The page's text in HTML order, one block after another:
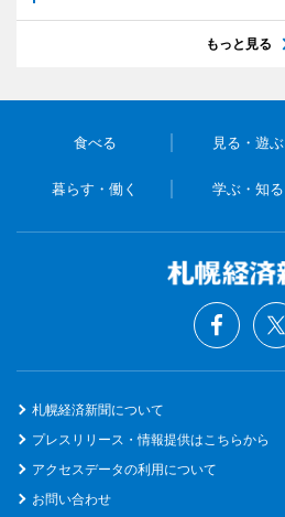
もっと見る
食べる 見る・遊ぶ
暮らす・働く 学ぶ・知る
札幌経済新聞について
プレスリリース・情報提供はこちらから
アクセスデータの利用について
お問い合わせ